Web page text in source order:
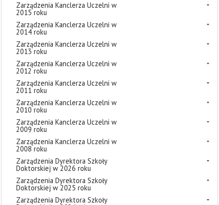
Zarządzenia Kanclerza Uczelni w
2015 roku
Zarządzenia Kanclerza Uczelni w
2014 roku
Zarządzenia Kanclerza Uczelni w
2013 roku
Zarządzenia Kanclerza Uczelni w
2012 roku
Zarządzenia Kanclerza Uczelni w
2011 roku
Zarządzenia Kanclerza Uczelni w
2010 roku
Zarządzenia Kanclerza Uczelni w
2009 roku
Zarządzenia Kanclerza Uczelni w
2008 roku
Zarządzenia Dyrektora Szkoły
Doktorskiej w 2026 roku
Zarządzenia Dyrektora Szkoły
Doktorskiej w 2025 roku
Zarządzenia Dyrektora Szkoły